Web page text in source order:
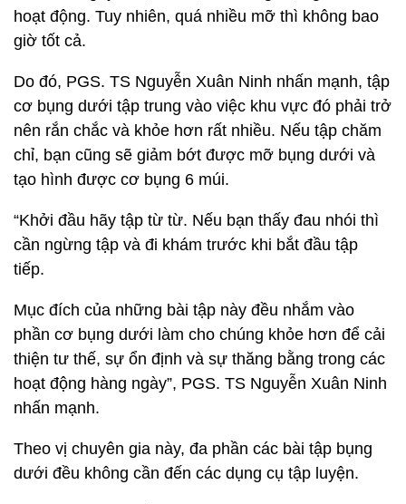
hoạt động. Tuy nhiên, quá nhiều mỡ thì không bao
giờ tốt cả.
Do đó, PGS. TS Nguyễn Xuân Ninh nhấn mạnh, tập
cơ bụng dưới tập trung vào việc khu vực đó phải trở
nên rắn chắc và khỏe hơn rất nhiều. Nếu tập chăm
chỉ, bạn cũng sẽ giảm bớt được mỡ bụng dưới và
tạo hình được cơ bụng 6 múi.
“Khởi đầu hãy tập từ từ. Nếu bạn thấy đau nhói thì
cần ngừng tập và đi khám trước khi bắt đầu tập
tiếp.
Mục đích của những bài tập này đều nhắm vào
phần cơ bụng dưới làm cho chúng khỏe hơn để cải
thiện tư thế, sự ổn định và sự thăng bằng trong các
hoạt động hàng ngày”, PGS. TS Nguyễn Xuân Ninh
nhấn mạnh.
Theo vị chuyên gia này, đa phần các bài tập bụng
dưới đều không cần đến các dụng cụ tập luyện.